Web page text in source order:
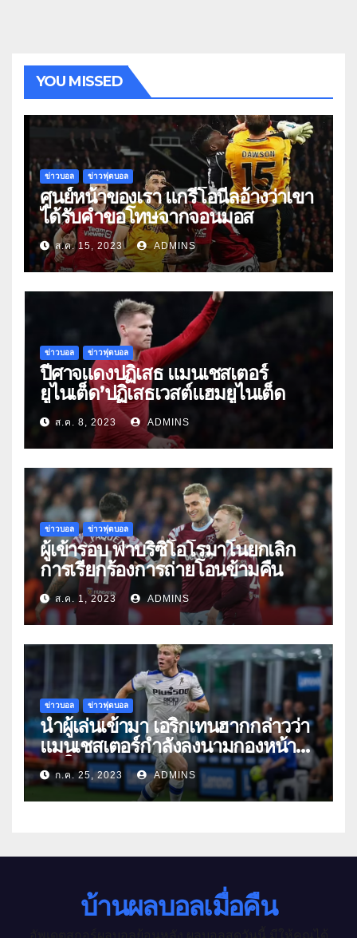
YOU MISSED
ข่าวบอล ข่าวฟุตบอล
ศูนย์หน้าของเรา แกรี่โอนีลอ้างว่าเขา
ได้รับคำขอโทษจากจอนมอส
ส.ค. 15, 2023 ADMINS
ข่าวบอล ข่าวฟุตบอล
ปีศาจแดงปฏิเสธ แมนเชสเตอร์
ยูไนเต็ด’ปฏิเสธเวสต์แฮมยูไนเต็ด
ส.ค. 8, 2023 ADMINS
ข่าวบอล ข่าวฟุตบอล
ผู้เข้ารอบ ฟาบริซิโอโรมาโนยกเลิก
การเรียกร้องการถ่ายโอนข้ามคืน
ส.ค. 1, 2023 ADMINS
ข่าวบอล ข่าวฟุตบอล
นำผู้เล่นเข้ามา เอริกเทนฮากกล่าวว่า
แมนเชสเตอร์กำลังลงนามกองหน้า
คนใหม่
ก.ค. 25, 2023 ADMINS
บ้านผลบอลเมื่อคืน